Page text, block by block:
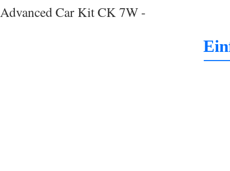
Advanced Car Kit CK 7W -